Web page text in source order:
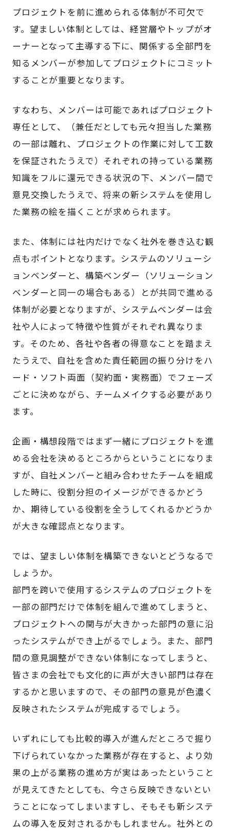
プロジェクトを前に進められる体制が不可欠で
す。望ましい体制としては、経営層やトップがオ
ーナーとなって主導する下に、関係する全部門を
知るメンバーが参加してプロジェクトにコミット
することが重要となります。
すなわち、メンバーは可能であればプロジェクト
専任として、（兼任だとしても元々担当した業務
の一部は離れ、プロジェクトの作業に対して工数
を保証されたうえで）それぞれの持っている業務
知識をフルに還元できる状況の下、メンバー間で
意見交換したうえで、将来の新システムを使用し
た業務の絵を描くことが求められます。
また、体制には社内だけでなく社外を巻き込む観
点もポイントとなります。システムのソリューシ
ョンベンダーと、構築ベンダー（ソリューション
ベンダーと同一の場合もある）とが共同で進める
体制が必要となりますが、システムベンダーは会
社や人によって特徴や性質がそれぞれ異なりま
す。そのため、各社や各者の得意なことを踏まえ
たうえで、自社を含めた責任範囲の振り分けをハ
ード・ソフト両面（契約面・実務面）でフェーズ
ごとに決めながら、チームメイクする必要があり
ます。
企画・構想段階ではまず一緒にプロジェクトを進
める会社を決めるところからということになりま
すが、自社メンバーと組み合わせたチームを組成
した時に、役割分担のイメージができるかどう
か、期待している役割を全うしてくれるかどうか
が大きな確認点となります。
では、望ましい体制を構築できないとどうなるで
しょうか。
部門を跨いで使用するシステムのプロジェクトを
一部の部門だけで体制を組んで進めてしまうと、
プロジェクトへの関与が大きかった部門の意に沿
ったシステムができ上がるでしょう。また、部門
間の意見調整ができない体制になってしまうと、
皆さまの会社でも文化的に声が大きい部門は存在
するかと思いますので、その部門の意見が色濃く
反映されたシステムが完成するでしょう。
いずれにしても比較的導入が進んだところで掘り
下げられていなかった業務が存在すると、より効
果の上がる業務の進め方が実はあったということ
が見えてきたとしても、今さら反映できないとい
うことになってしまいますし、そもそも新システ
ムの導入を反対されるかもしれません。社外との